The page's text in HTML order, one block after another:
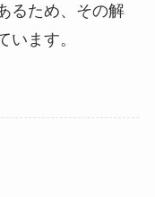
るため、その解
います。